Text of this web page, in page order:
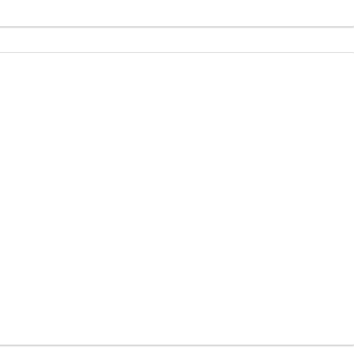
donnant sur une jolie terrasse, deux chambres dont une de
une buanderie et une salle de douche avec WC.
au RSAC de TOURS sous le numéro 814 284 329